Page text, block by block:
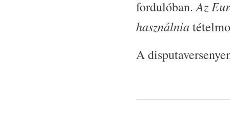
fordulóban.Az
használnia
A